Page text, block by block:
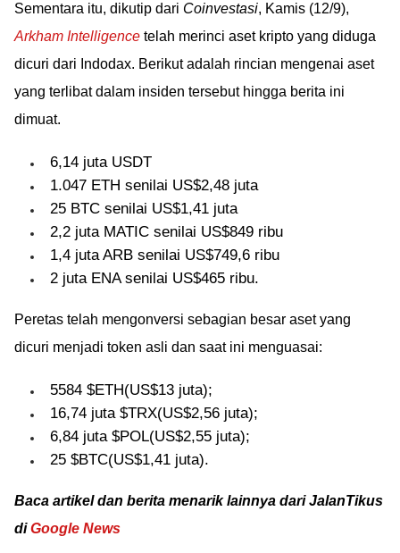
Sementara itu, dikutip dari Coinvestasi, Kamis (12/9),
Arkham Intelligence telah merinci aset kripto yang diduga
dicuri dari Indodax. Berikut adalah rincian mengenai aset
yang terlibat dalam insiden tersebut hingga berita ini
dimuat.
6,14 juta USDT
1.047 ETH senilai US$2,48 juta
25 BTC senilai US$1,41 juta
2,2 juta MATIC senilai US$849 ribu
1,4 juta ARB senilai US$749,6 ribu
2 juta ENA senilai US$465 ribu.
Peretas telah mengonversi sebagian besar aset yang
dicuri menjadi token asli dan saat ini menguasai:
5584 $ETH(US$13 juta);
16,74 juta $TRX(US$2,56 juta);
6,84 juta $POL(US$2,55 juta);
25 $BTC(US$1,41 juta).
Baca artikel dan berita menarik lainnya dari JalanTikus
diGoogle News